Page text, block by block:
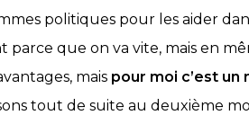
politiques pour les aider
parce que on va vite, mais en
mais pour moi c’est
tout de suite au deuxième